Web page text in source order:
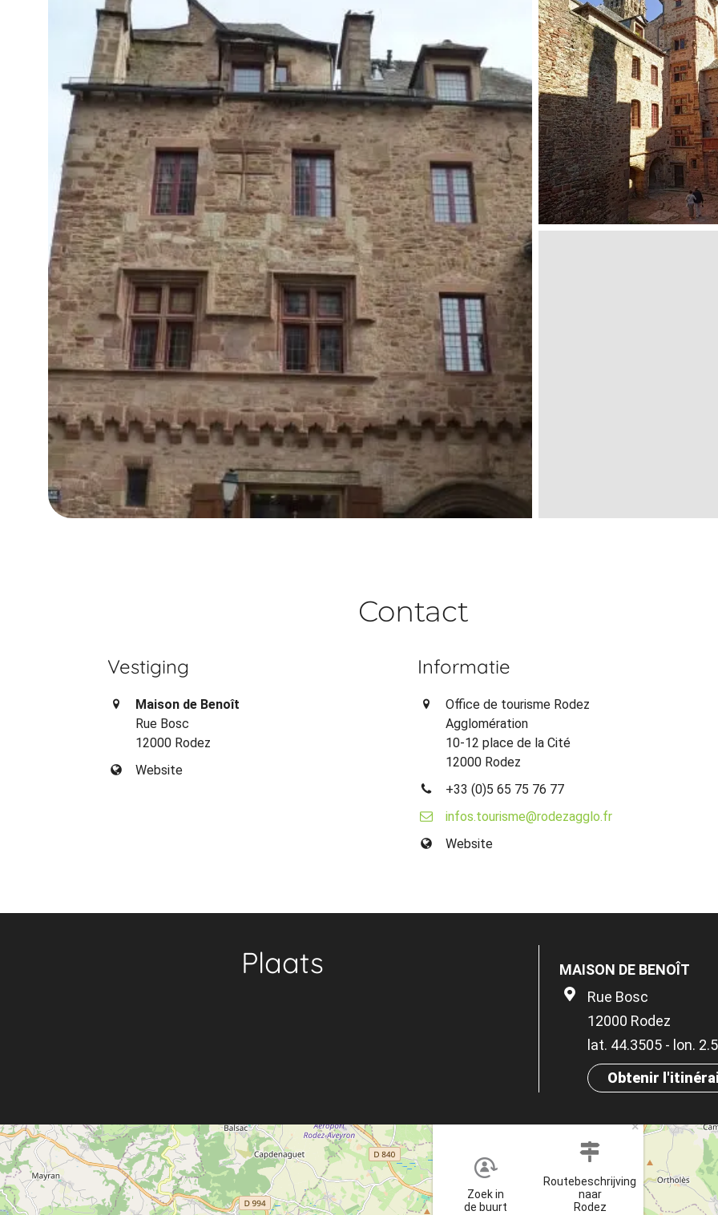
Contact
Vestiging
Maison de Benoît
Rue Bosc
12000 Rodez
Website
Informatie
Office de tourisme Rodez
Agglomération
10-12 place de la Cité
12000 Rodez
+33 (0)5 65 75 76 77
infos.tourisme@rodezagglo.fr
Website
Plaats
MAISON DE BENOÎT
Rue Bosc
12000 Rodez
lat. 44.3505 - lon.
Obtenir
Zoek in
de buurt
Routebeschrijving
naar
Rodez
×